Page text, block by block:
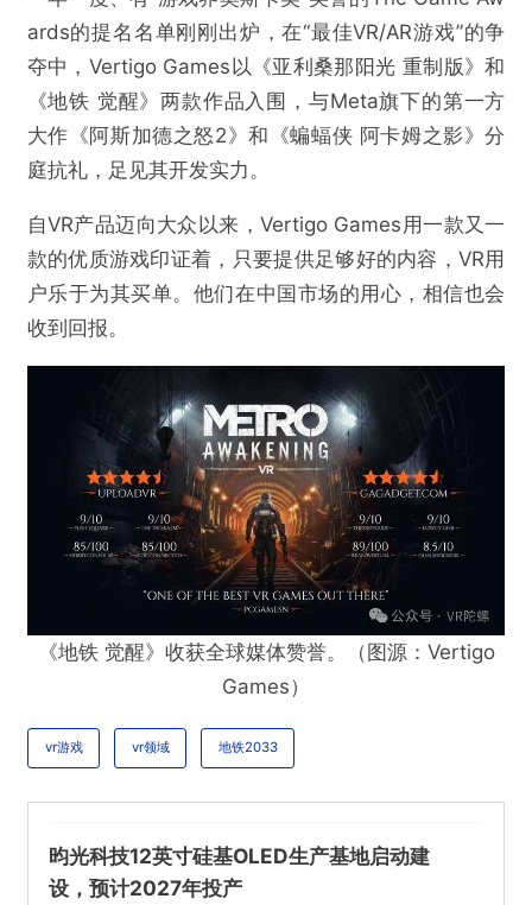
ards的提名名单刚刚出炉，在“最佳VR/AR游戏”的争
夺中，Vertigo Games以《亚利桑那阳光 重制版》和
《地铁 觉醒》两款作品入围，与Meta旗下的第一方
大作《阿斯加德之怒2》和《蝙蝠侠 阿卡姆之影》分
庭抗礼，足见其开发实力。
自VR产品迈向大众以来，Vertigo Games用一款又一
款的优质游戏印证着，只要提供足够好的内容，VR用
户乐于为其买单。他们在中国市场的用心，相信也会
收到回报。
《地铁 觉醒》收获全球媒体赞誉。（图源：Vertigo
Games）
vr游戏 vr领域 地铁2033
昀光科技12英寸硅基OLED生产基地启动建
设，预计2027年投产